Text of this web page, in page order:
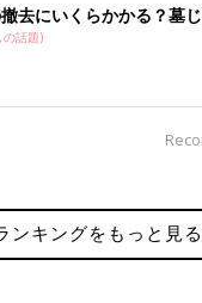
去にいくらかかる？墓
の話題)
ンキングをもっと見る